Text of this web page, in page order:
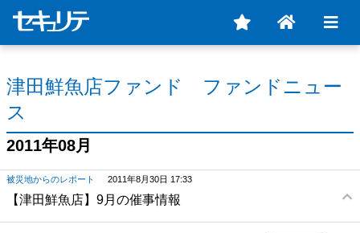
津田鮮魚店ファンド ファンドニュー
ス
2011年08月
被災地からのレポート 2011年8月30日 17:33
【津田鮮魚店】9月の催事情報